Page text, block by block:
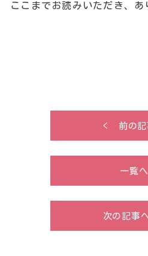
ここまでお読みいただき、あ
< 前の記
一覧へ
次の記事